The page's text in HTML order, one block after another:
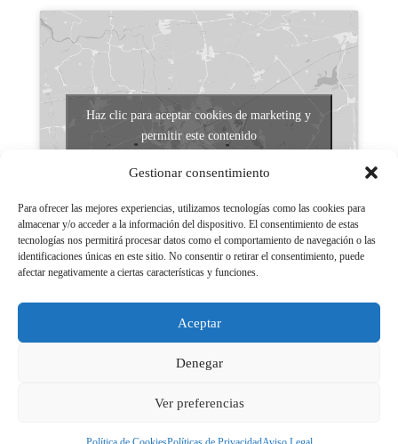
Gestionar consentimiento
Para ofrecer las mejores experiencias, utilizamos tecnologías como las cookies para
almacenar y/o acceder a la información del dispositivo. El consentimiento de estas
tecnologías nos permitirá procesar datos como el comportamiento de navegación o las
identificaciones únicas en este sitio. No consentir o retirar el consentimiento, puede
afectar negativamente a ciertas características y funciones.
Aceptar
Denegar
Ver preferencias
Haz clic para aceptar cookies de marketing y
permitir este contenido
Aviso legal